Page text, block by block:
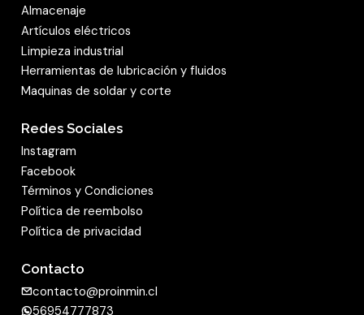
Almacenaje
Artículos eléctricos
Limpieza industrial
Herramientas de lubricación y fluidos
Maquinas de soldar y corte
Redes Sociales
Instagram
Facebook
Términos y Condiciones
Política de reembolso
Política de privacidad
Contacto
contacto@proinmin.cl
56954777873